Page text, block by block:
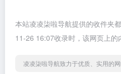
本站凌凌柒啦导航提供的收件夹
11-26 16:07收录时，该网页上的
凌凌柒啦导航致力于优质、实用的